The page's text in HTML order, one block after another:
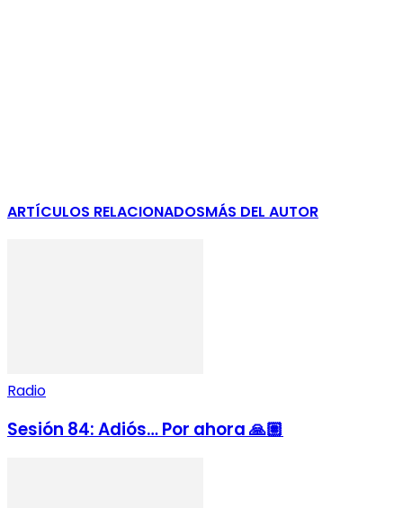
ARTÍCULOS RELACIONADOSMÁS DEL AUTOR
Radio
Sesión 84: Adiós… Por ahora 🙏🏽